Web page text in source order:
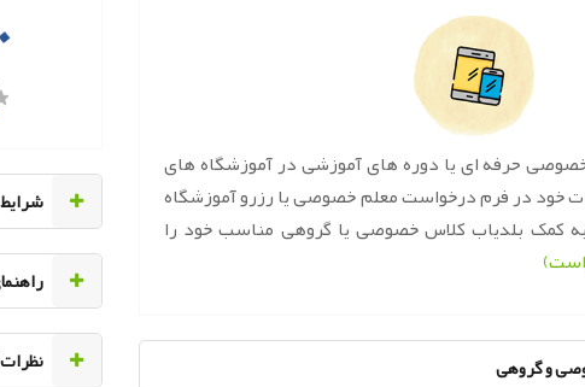
خصوصی حرفه ای یا دوره های آموزشی در آموزشگاه های
خود در فرم درخواست معلم خصوصی یا رزرو آموزشگاه
کمک بلدیاب کلاس خصوصی یا گروهی مناسب خود را
و گروهی